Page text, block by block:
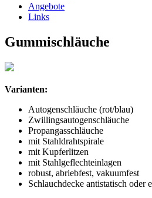
Angebote
Links
Gummischläuche
Varianten:
Autogenschläuche (rot/blau)
Zwillingsautogenschläuche
Propangasschläuche
mit Stahldrahtspirale
mit Kupferlitzen
mit Stahlgeflechteinlagen
robust, abriebfest, vakuumfest
Schlauchdecke antistatisch oder